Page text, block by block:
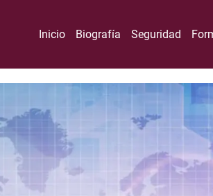
Inicio Biografía Seguridad